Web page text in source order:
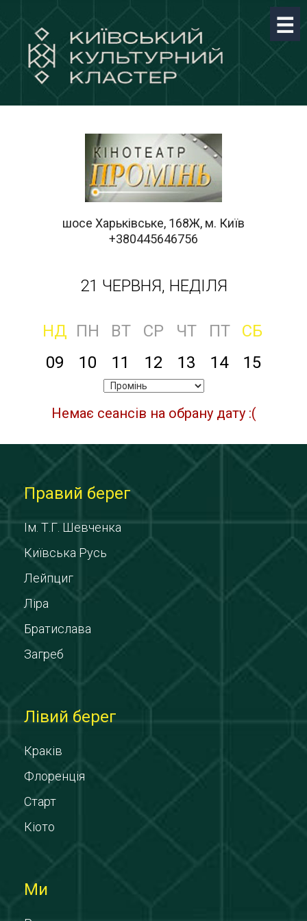
шосе Харьківське, 168Ж, м. Київ
+380445646756
21 ЧЕРВНЯ, НЕДІЛЯ
НД ПН ВТ СР ЧТ ПТ
СБ
09
10 11 12 13 14 15
Немає сеансів на обрану дату :(
Правий берег
Ім. Т.Г. Шевченка
Київська Русь
Лейпциг
Ліра
Братислава
Загреб
Лівий берег
Краків
Флоренція
Старт
Кіото
Ми